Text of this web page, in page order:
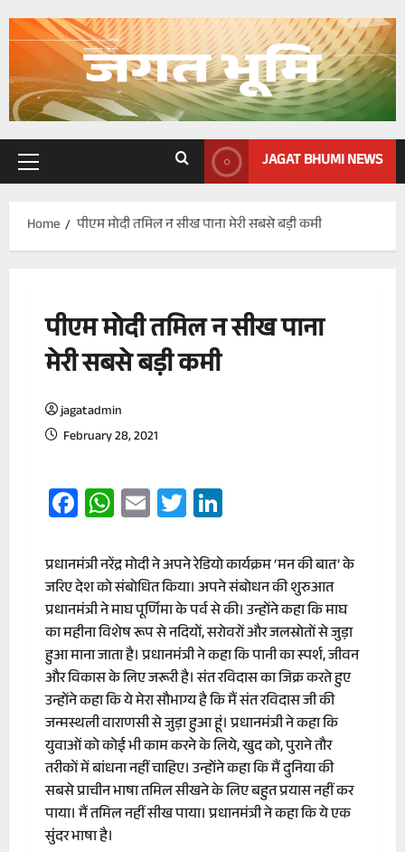
Primary
JAGAT BHUMI NEWS
Home पीएम मोदी तमिल न सीख पाना मेरी सबसे बड़ी कमी
पीएम मोदी तमिल न सीख पाना
मेरी सबसे बड़ी कमी
jagatadmin
February 28, 2021
Facebook
WhatsApp
EmailTwitter
प्रधानमंत्री नरेंद्र मोदी ने अपने रेडियो कार्यक्रम ‘मन की बात’ के
जरिए देश को संबोधित किया। अपने संबोधन की शुरुआत
प्रधानमंत्री ने माघ पूर्णिमा के पर्व से की। उन्होंने कहा कि माघ
का महीना विशेष रूप से नदियों, सरोवरों और जलस्रोतों से जुड़ा
हुआ माना जाता है। प्रधानमंत्री ने कहा कि पानी का स्पर्श, जीवन
और विकास के लिए जरूरी है। संत रविदास का जिक्र करते हुए
उन्होंने कहा कि ये मेरा सौभाग्य है कि मैं संत रविदास जी की
जन्मस्थली वाराणसी से जुड़ा हुआ हूं। प्रधानमंत्री ने कहा कि
युवाओं को कोई भी काम करने के लिये, खुद को, पुराने तौर
तरीकों में बांधना नहीं चाहिए। उन्होंने कहा कि मैं दुनिया की
सबसे प्राचीन भाषा तमिल सीखने के लिए बहुत प्रयास नहीं कर
पाया। मैं तमिल नहीं सीख पाया। प्रधानमंत्री ने कहा कि ये एक
सुंदर भाषा है।